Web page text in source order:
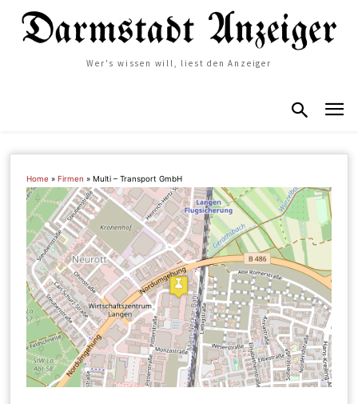
Wer's wissen will, liest den Anzeiger
Home »Firmen »Multi – Transport GmbH